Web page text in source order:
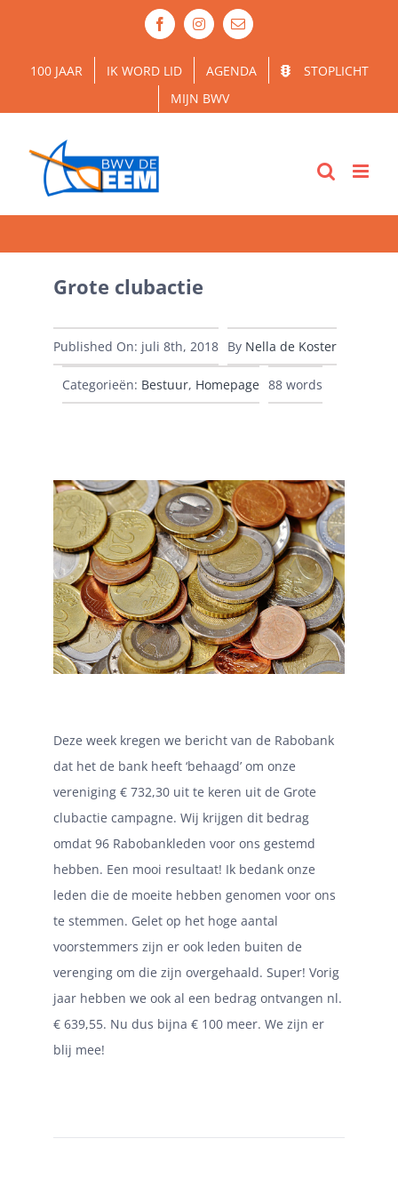
inhoud
FacebookInstagram
E-
mail
100 JAAR IK WORD LID AGENDA
STOPLICHT
MIJN BWV
Grote clubactie
Published On: juli 8th, 2018 By Nella de Koster
Categorieën: Bestuur, Homepage 88 words
Deze week kregen we bericht van de Rabobank
dat het de bank heeft ‘behaagd’ om onze
vereniging € 732,30 uit te keren uit de Grote
clubactie campagne. Wij krijgen dit bedrag
omdat 96 Rabobankleden voor ons gestemd
hebben. Een mooi resultaat! Ik bedank onze
leden die de moeite hebben genomen voor ons
te stemmen. Gelet op het hoge aantal
voorstemmers zijn er ook leden buiten de
verenging om die zijn overgehaald. Super! Vorig
jaar hebben we ook al een bedrag ontvangen nl.
€ 639,55. Nu dus bijna € 100 meer. We zijn er
blij mee!